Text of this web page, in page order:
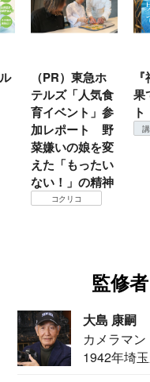
（PR）東急ホ
テルズ「人気食
育イベント」参
加レポート 野
菜嫌いの娘を変
えた「もったい
ない！」の精神
コクリコ
果
ト
監修
大島 康嗣
カメラマン
1942年埼